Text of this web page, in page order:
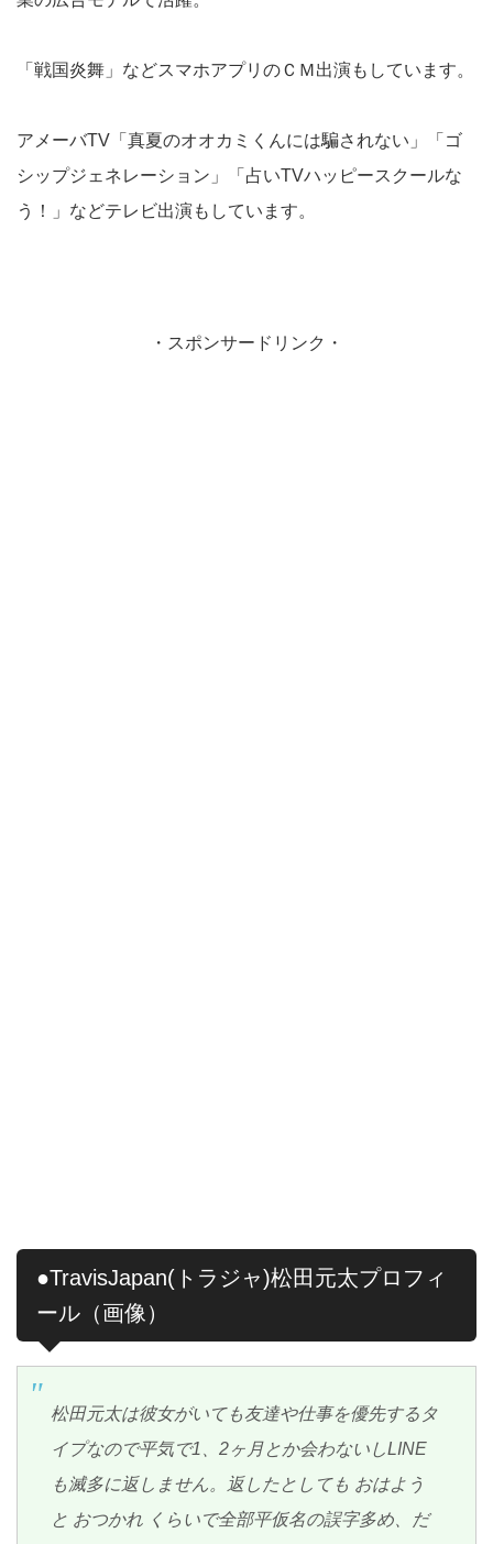
「戦国炎舞」などスマホアプリのＣＭ出演もしています。
アメーバTV「真夏のオオカミくんには騙されない」「ゴ
シップジェネレーション」「占いTVハッピースクールな
う！」などテレビ出演もしています。
・スポンサードリンク・
●TravisJapan(トラジャ)松田元太プロフィ
ール（画像）
松田元太は彼女がいても友達や仕事を優先するタ
イプなので平気で1、2ヶ月とか会わないしLINE
も滅多に返しません。返したとしても おはよう
と おつかれ くらいで全部平仮名の誤字多め、だ